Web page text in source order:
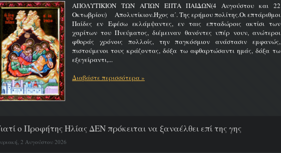
ΑΠΟΛΥΤΙΚΙΟΝ ΤΩΝ ΑΓΙΩΝ ΕΠΤΑ ΠΑΙΔΩΝ(4 Αυγούστου και 22
Οκτωβρίου) Απολυτίκιον.Ήχος α΄. Της ερήμου πολίτης.Οι επτάριθμοι
Παίδες εν Εφέσω εκλάμψαντες, εν ταις επταδώροις ακτίσι των
χαρίτων του Πνεύματος, διέμειναν θανόντες υπέρ νουν, ανώτεροι
φθοράς χρόνοις πολλοίς, την παγκόσμιον ανάστασιν εμφανώς,
πιστούμενοι τους κράζοντας, δόξα τω αφθαρτώσαντι ημάς, δόξα τω
εξεγείραντι,...
Διαβάστε περισσότερα »
ο Προφήτης Ηλίας ΔΕΝ πρόκειται να ξαναέλθει επί της γης
2 Αυγούστου 2026